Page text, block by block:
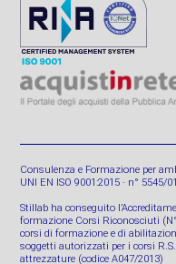
Consulenza e Formazione per
UNI EN ISO 9001:2015 · n° 5545/
Stillab ha conseguito
formazione Corsi Riconosciuti
corsi di formazione e di
soggetti autorizzati per i corsi
attrezzature (codice A047/2013)